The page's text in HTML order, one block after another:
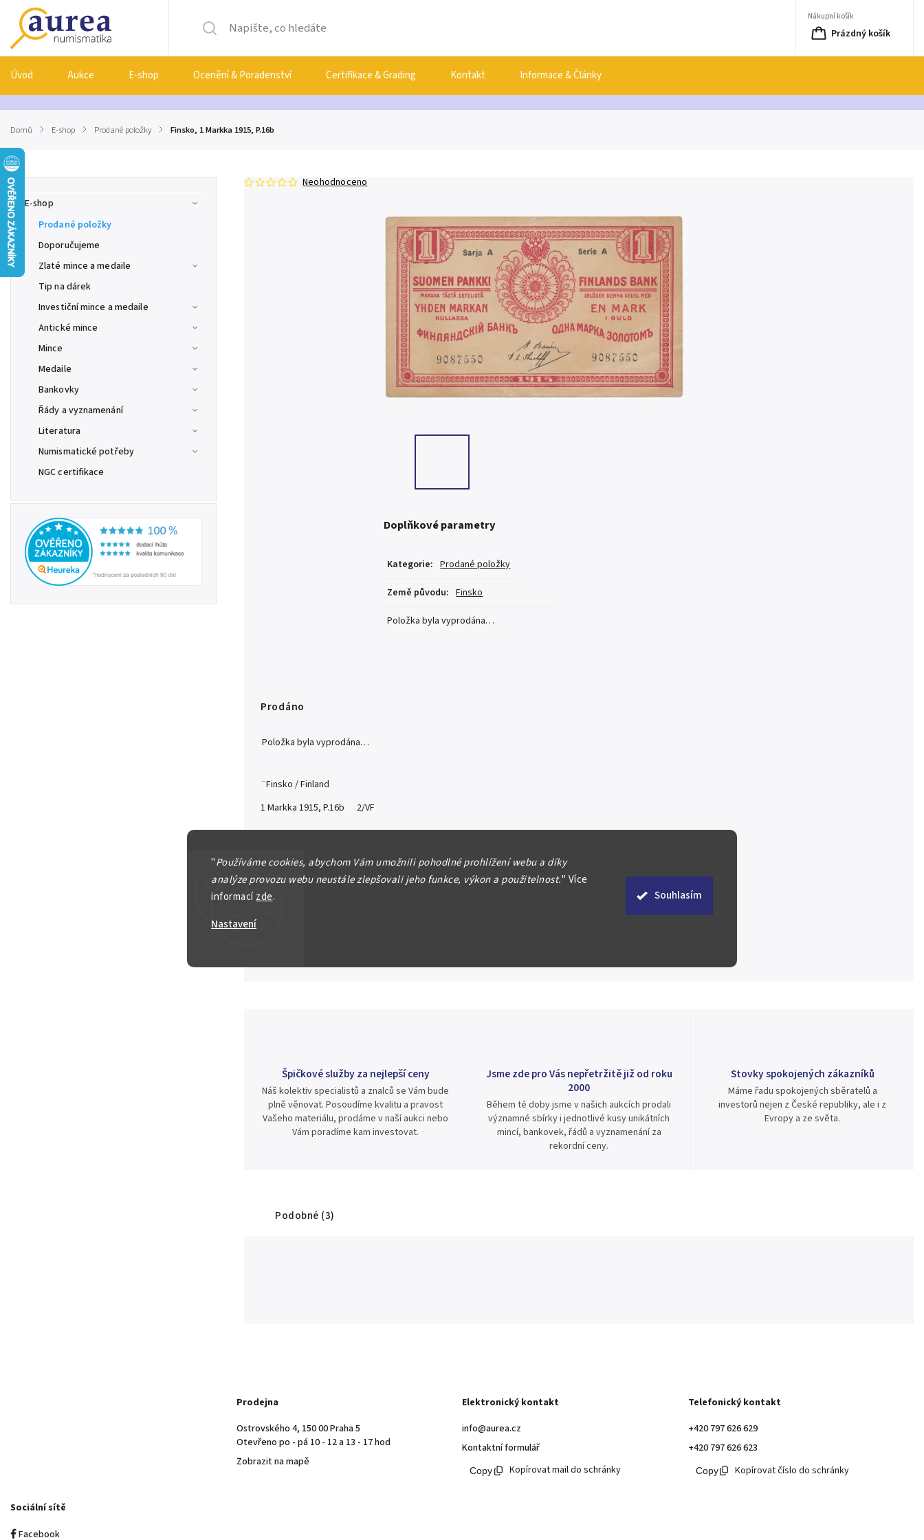
"Používáme cookies, abychom Vám umožnili pohodlné prohlížení webu a díky
analýze provozu webu neustále zlepšovali jeho funkce, výkon a použitelnost." Více
informacízde.
Nastavení
Souhlasím
Nákupní košík
Prázdný košík
Úvod Aukce E-shop Ocenění & Poradenství Certifikace & Grading Kontakt Informace & Články
Domů / E-shop / Prodané položky / Finsko, 1 Markka 1915, P.16b
E-shop
Prodané položky
Doporučujeme
Zlaté mince a medaile
Tip na dárek
Investiční mince a medaile
Antické mince
Mince
Medaile
Bankovky
Řády a vyznamenání
Literatura
Numismatické potřeby
NGC certifikace
Neohodnoceno
Doplňkové parametry
Kategorie: Prodané položky
Země původu: Finsko
Položka byla vyprodána…
Prodáno
Položka byla vyprodána…
¨Finsko / Finland
1 Markka 1915, P.16b 2/VF
Špičkové služby za nejlepší ceny
Náš kolektiv specialistů a znalců se Vám bude
plně věnovat. Posoudíme kvalitu a pravost
Vašeho materiálu, prodáme v naší aukci nebo
Vám poradíme kam investovat.
Jsme zde pro Vás nepřetržitě již od roku
2000
Během té doby jsme v našich aukcích prodali
významné sbírky i jednotlivé kusy unikátních
mincí, bankovek, řádů a vyznamenání za
rekordní ceny.
Stovky spokojených zákazníků
Máme řadu spokojených sběratelů a
investorů nejen z České republiky, ale i z
Evropy a ze světa.
Podobné (3)
Prodejna
Ostrovského 4, 150 00 Praha 5
Otevřeno po - pá 10 - 12 a 13 - 17 hod
Zobrazit na mapě
Elektronický kontakt
info@aurea.cz
Kontaktní formulář
Kopírovat mail do schránky
Telefonický kontakt
+420 797 626 629
+420 797 626 623
Kopírovat číslo do schránky
Sociální sítě
Facebook